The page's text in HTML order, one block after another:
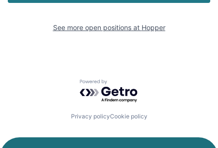
See more open positions at Hopper
Powered by Getro.com
Privacy policyCookie policy